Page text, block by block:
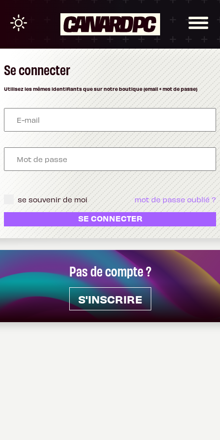
Pas de compte ?
S'INSCRIRE
Se connecter
Utilisez les mêmes identifiants que sur notre boutique (email + mot de passe)
se souvenir de moi mot de passe oublié ?
SE CONNECTER